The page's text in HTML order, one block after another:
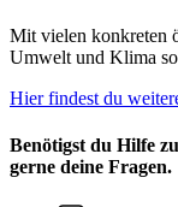
Mit vielen konkreten
Umwelt und Klima
Hier findest du
Benötigst du Hilfe
gerne deine Fragen.